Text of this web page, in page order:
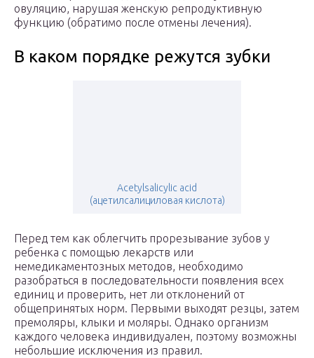
овуляцию, нарушая женскую репродуктивную
функцию (обратимо после отмены лечения).
В каком порядке режутся зубки
Acetylsalicylic acid
(ацетилсалициловая кислота)
Перед тем как облегчить прорезывание зубов у
ребенка с помощью лекарств или
немедикаментозных методов, необходимо
разобраться в последовательности появления всех
единиц и проверить, нет ли отклонений от
общепринятых норм. Первыми выходят резцы, затем
премоляры, клыки и моляры. Однако организм
каждого человека индивидуален, поэтому возможны
небольшие исключения из правил.